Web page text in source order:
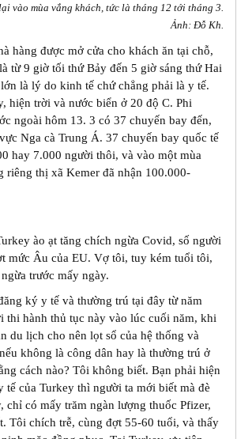
vào mùa vắng khách, tức là tháng 12 tới tháng 3.
Ảnh: Đỗ Kh.
hàng được mở cửa cho khách ăn tại chỗ,
từ 9 giờ tối thứ Bảy đến 5 giờ sáng thứ Hai
là lý do kinh tế chứ chẳng phải là y tế.
hiện trời và nước biển ở 20 độ C. Phi
ngoài hôm 13. 3 có 37 chuyến bay đến,
Nga cà Trung Á. 37 chuyến bay quốc tế
hay 7.000 người thôi, và vào một mùa
riêng thị xã Kemer đã nhận 100.000-
ào ạt tăng chích ngừa Covid, số người
mức Âu của EU. Vợ tôi, tuy kém tuổi tôi,
trước mấy ngày.
ký y tế và thường trú tại đây từ năm
thi hành thủ tục này vào lúc cuối năm, khi
du lịch cho nên lọt sổ của hệ thống và
không là công dân hay là thường trú ở
cách nào? Tôi không biết. Bạn phải hiện
tế của Turkey thì người ta mới biết mà đè
chỉ có mấy trăm ngàn lượng thuốc Pfizer,
Tôi chích trễ, cùng đợt 55-60 tuổi, và thấy